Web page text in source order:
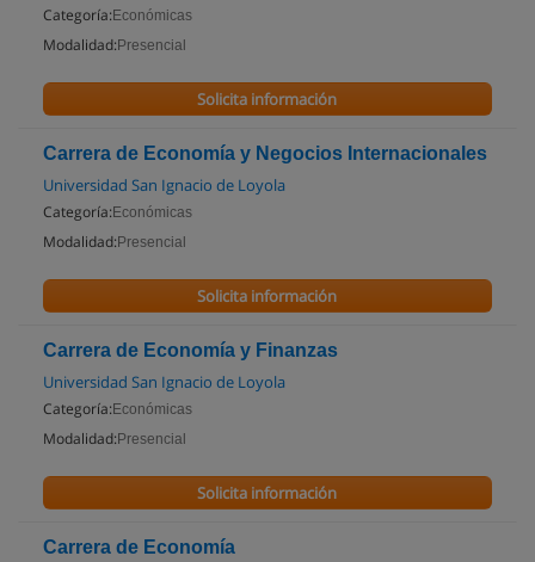
Categoría: Económicas
Modalidad: Presencial
Solicita información
Carrera de Economía y Negocios Internacionales
Universidad San Ignacio de Loyola
Categoría: Económicas
Modalidad: Presencial
Solicita información
Carrera de Economía y Finanzas
Universidad San Ignacio de Loyola
Categoría: Económicas
Modalidad: Presencial
Solicita información
Carrera de Economía